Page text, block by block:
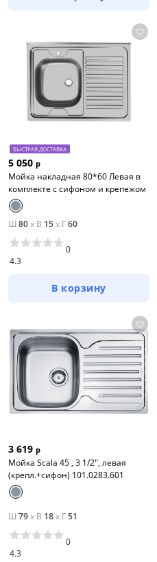
БЫСТРАЯ ДОСТАВКА
5 050 р
Мойка накладная 80*60 Левая в
комплекте с сифоном и крепежом
Ш 80x В 15x Г60
4.3
0
В корзину
3 619 р
Мойка Scala 45 , 3 1/2", левая
(крепл.+сифон) 101.0283.601
Ш 79x В 18x Г51
4.3
0